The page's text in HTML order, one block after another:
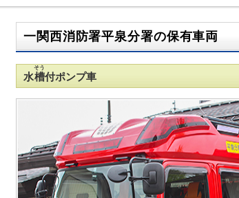
一関西消防署平泉分署の保有車両
水槽
そう
付ポンプ車